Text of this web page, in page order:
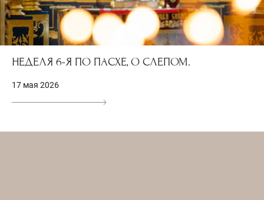
НЕДЕЛЯ 6-Я ПО ПАСХЕ, О СЛЕПОМ.
17 мая 2026